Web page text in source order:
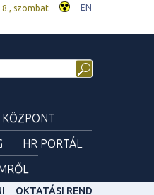
8., szombat EN
KÖZPONT
HR PORTÁL
OKTATÁSI REND